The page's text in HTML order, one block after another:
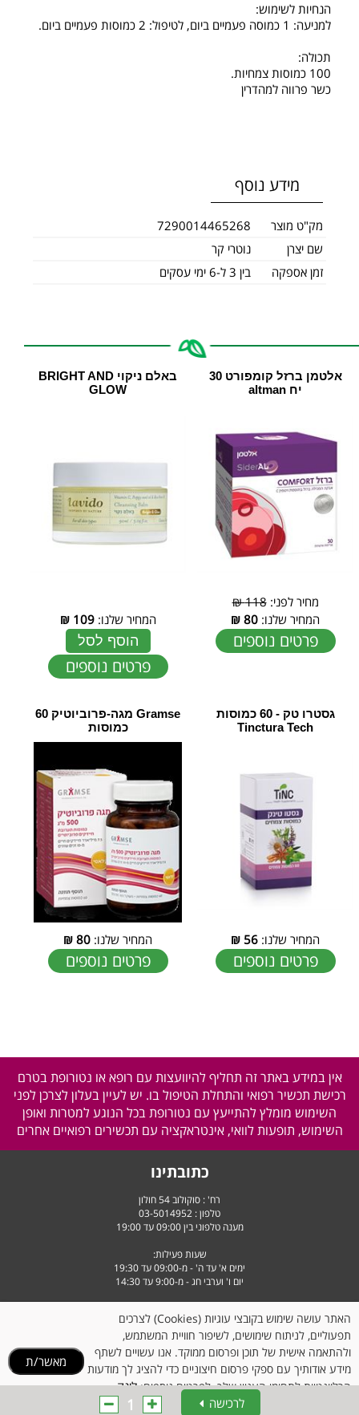
הנחיות לשימוש:
למניעה: 1 כמוסה פעמיים ביום, לטיפול: 2 כמוסות פעמיים ביום.
תכולה:
100 כמוסות צמחיות.
כשר פרווה למהדרין
מידע נוסף
מק"ט מוצר
7290014465268
שם יצרן
נוטרי קר
זמן אספקה
בין 3 ל-6 ימי עסקים
‏אלטמן ברזל קומפורט 30
יח altman
מחיר לפני:118 ₪
המחיר שלנו: 80
₪
פרטים נוספים
באלם ניקוי BRIGHT AND
GLOW
המחיר שלנו:109
₪
הוסף לסל
פרטים נוספים
גסטרו טק - 60 כמוסות
Tinctura Tech
המחיר שלנו: 56
₪
פרטים נוספים
Gramse מגה-פרוביוטיק 60
כמוסות
המחיר שלנו: 80
₪
פרטים נוספים
אין במידע באתר זה תחליף להיוועצות עם רופא או נטורופת בטרם
רכישת תכשיר רפואי והתחלת הטיפול בו. יש לעיין בעלון לצרכן לפני
השימוש מומלץ להתייעץ עם נטורופת בכל הנוגע למטרות ואופן
השימוש, תופעות לוואי, אינטראקציה עם תכשירים רפואיים אחרים
כתובתינו
רח' : סוקולוב 54 חולון
טלפון : 03-5014952
מענה טלפוני בין 09:00 עד 19:00
שעות פעילות:
ימים א' עד ה' - מ-09:00 עד 19:30
יום ו' וערבי חג - מ-9:00 עד 14:30
לרכישה 1
האתר עושה שימוש בקובצי עוגיות (Cookies) לצרכים
תפעוליים, לניתוח שימושים, לשיפור חוויית המשתמש,
ולהתאמה אישית של תוכן ופרסום ממוקד. אנו עשויים לשתף
מידע אודותיך עם ספקי פרסום חיצוניים כדי להציג לך מודעות
הרלוונטיות לתחומי העניין שלך. לפרטים נוספים:לינק
מאשר/ת